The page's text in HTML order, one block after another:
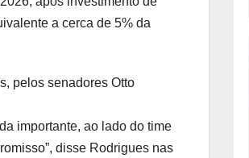
a cerca de 5% da
pelos senadores Otto
importante, ao lado do time
disse Rodrigues nas